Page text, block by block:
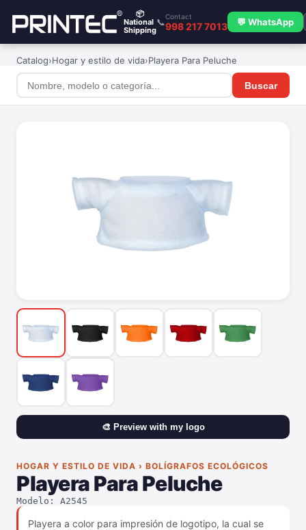
📦
National
Shipping
📞
Contact
998 217 7013 💬 WhatsApp
Catalog›Hogar y estilo de vida›Playera Para Peluche
Buscar
🎨 Preview with my logo
HOGAR Y ESTILO DE VIDA › BOLÍGRAFOS ECOLÓGICOS
Playera Para Peluche
Modelo: A2545
Playera a color para impresión de logotipo, la cual se